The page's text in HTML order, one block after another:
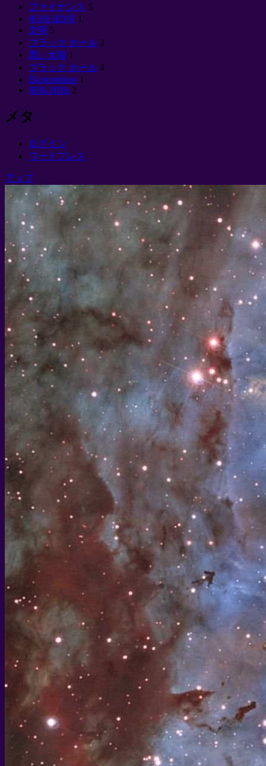
ファイナンス 5
ФЭН ШУЙ 1
文明 5
ブラック ホール 3
黒い太陽 1
ブラック ホール 4
Èkonomikon 1
ЯНЬ ИНЬ 2
メタ
ログイン
ワードプレス
アップ